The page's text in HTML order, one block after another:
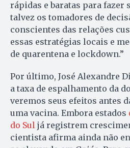
rápidas e baratas para
talvez os tomadores de
conscientes das relações
essas estratégias locais e
de quarentena e lockdown.”
Por último, José Alexandre
a taxa de espalhamento da
veremos seus efeitos antes
uma vacina. Embora estados
do Sul já registrem
cientista afirma ainda não